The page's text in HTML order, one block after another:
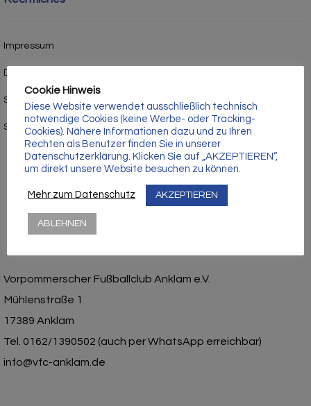
Impressum
Datenschutz
Satzung
Stadion- und Hausordnung
Vorpommerscher Fußballclub Anklam e.V.
Mühlenstraße 1
17389 Anklam
Tel. 0162/1390502 (auch per WhatsApp erreichbar)
info@vfc-anklam.de
Cookie Hinweis
Diese Website verwendet ausschließlich technisch
notwendige Cookies (keine Werbe- oder Tracking-
Cookies). Nähere Informationen dazu und zu Ihren
Rechten als Benutzer finden Sie in unserer
Datenschutzerklärung. Klicken Sie auf „AKZEPTIEREN“,
um direkt unsere Website besuchen zu können.
Mehr zum Datenschutz AKZEPTIEREN
ABLEHNEN